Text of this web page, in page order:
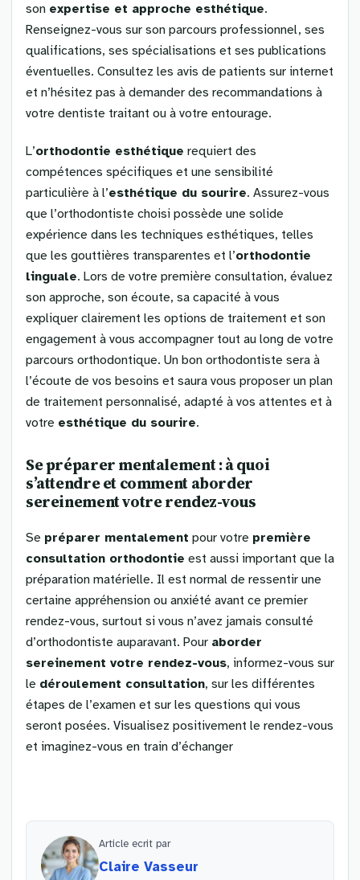
son expertise et approche esthétique.
Renseignez-vous sur son parcours professionnel, ses
qualifications, ses spécialisations et ses publications
éventuelles. Consultez les avis de patients sur internet
et n’hésitez pas à demander des recommandations à
votre dentiste traitant ou à votre entourage.
L’orthodontie esthétique requiert des
compétences spécifiques et une sensibilité
particulière à l’esthétique du sourire. Assurez-vous
que l’orthodontiste choisi possède une solide
expérience dans les techniques esthétiques, telles
que les gouttières transparentes et l’orthodontie
linguale. Lors de votre première consultation, évaluez
son approche, son écoute, sa capacité à vous
expliquer clairement les options de traitement et son
engagement à vous accompagner tout au long de votre
parcours orthodontique. Un bon orthodontiste sera à
l’écoute de vos besoins et saura vous proposer un plan
de traitement personnalisé, adapté à vos attentes et à
votre esthétique du sourire.
Se préparer mentalement : à quoi
s’attendre et comment aborder
sereinement votre rendez-vous
Se préparer mentalement pour votre première
consultation orthodontie est aussi important que la
préparation matérielle. Il est normal de ressentir une
certaine appréhension ou anxiété avant ce premier
rendez-vous, surtout si vous n’avez jamais consulté
d’orthodontiste auparavant. Pour aborder
sereinement votre rendez-vous, informez-vous sur
le déroulement consultation, sur les différentes
étapes de l’examen et sur les questions qui vous
seront posées. Visualisez positivement le rendez-vous
et imaginez-vous en train d’échanger
Article ecrit par
Claire Vasseur